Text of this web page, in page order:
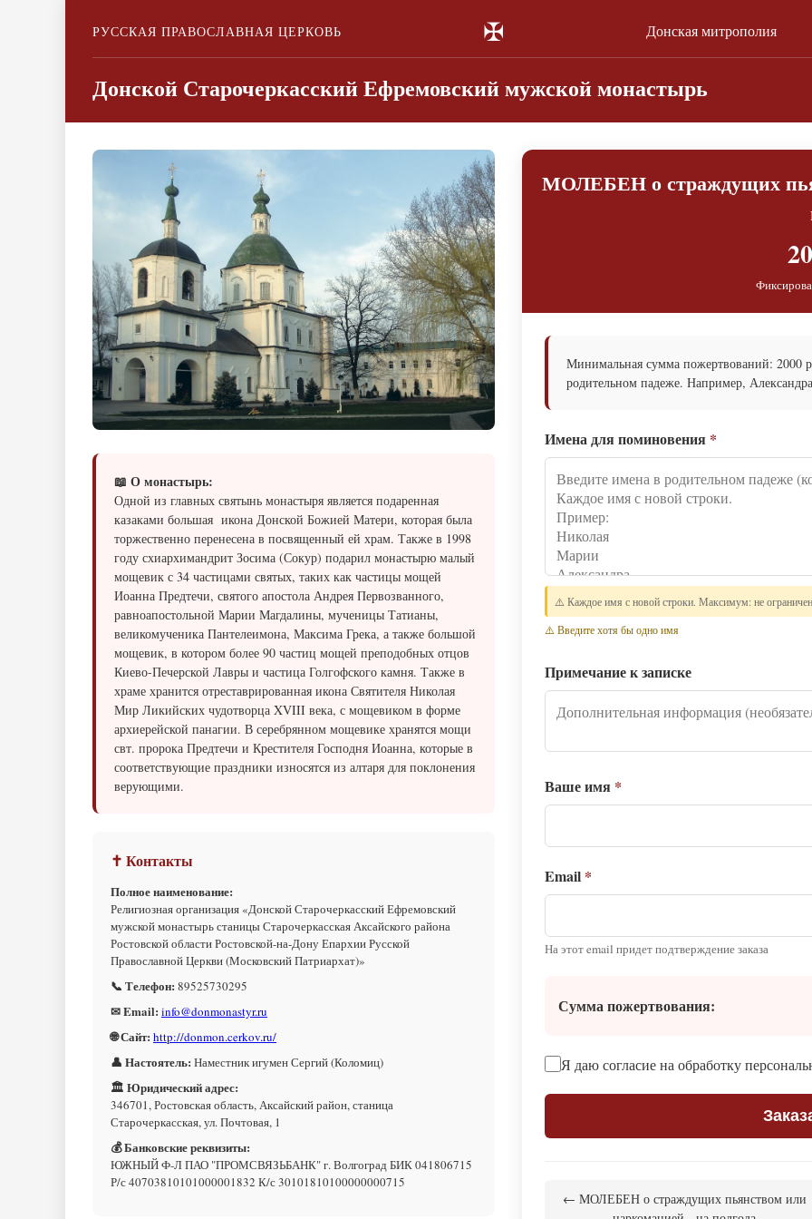
РУССКАЯ ПРАВОСЛАВНАЯ ЦЕРКОВЬ ✠ Донская митрополия
Донской Старочеркасский Ефремовский мужской монастырь
📖 О монастырь:
Одной из главных святынь монастыря является подаренная
казаками большая икона Донской Божией Матери, которая была
торжественно перенесена в посвященный ей храм. Также в 1998
году схиархимандрит Зосима (Сокур) подарил монастырю малый
мощевик с 34 частицами святых, таких как частицы мощей
Иоанна Предтечи, святого апостола Андрея Первозванного,
равноапостольной Марии Магдалины, мученицы Татианы,
великомученика Пантелеимона, Максима Грека, а также большой
мощевик, в котором более 90 частиц мощей преподобных отцов
Киево-Печерской Лавры и частица Голгофского камня. Также в
храме хранится отреставрированная икона Святителя Николая
Мир Ликийских чудотворца XVIII века, с мощевиком в форме
архиерейской панагии. В серебрянном мощевике хранятся мощи
свт. пророка Предтечи и Крестителя Господня Иоанна, которые в
соответствующие праздники износятся из алтаря для поклонения
верующими.
✝ Контакты
Полное наименование:
Религиозная организация «Донской Старочеркасский Ефремовский
мужской монастырь станицы Старочеркасская Аксайского района
Ростовской области Ростовской-на-Дону Епархии Русской
Православной Церкви (Московский Патриархат)»
📞 Телефон: 89525730295
✉ Email: info@donmonastyr.ru
🌐 Сайт: http://donmon.cerkov.ru/
👤 Настоятель: Наместник игумен Сергий (Коломиц)
🏛 Юридический адрес:
346701, Ростовская область, Аксайский район, станица
Старочеркасская, ул. Почтовая, 1
💰 Банковские реквизиты:
ЮЖНЫЙ Ф-Л ПАО "ПРОМСВЯЗЬБАНК" г. Волгоград БИК 041806715
Р/с 40703810101000001832 К/с 30101810100000000715
МОЛЕБЕН о страждущих
Минимальная сумма пожертвований: 2000
родительном падеже. Например,
Имена для поминовения *
⚠️ Каждое имя с новой строки. Максимум: не
⚠️ Введите хотя бы одно имя
Примечание к записке
Ваше имя *
Email *
На этот email придет подтверждение заказа
Сумма пожертвования:
Я даю согласие на обработку
← МОЛЕБЕН о страждущих пьянством или